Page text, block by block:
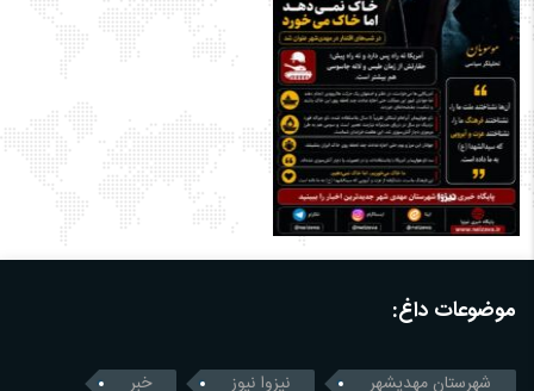
موضوعات داغ:
شهرستان مهدیشهر نیزوا نیوز خبر